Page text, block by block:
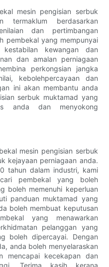
mesin pengisian serbuk
termaklum berdasarkan
dan pertimbangan
pembekal yang mempunyai
kewangan dan
dan amalan perniagaan
perkongsian jangka
kebolehpercayaan dan
ini akan membantu anda
serbuk muktamad yang
anda dan menyokong
mesin pengisian serbuk
kejayaan perniagaan anda.
tahun dalam industri, kami
pembekal yang boleh
boleh memenuhi keperluan
panduan muktamad yang
boleh membuat keputusan
yang menawarkan
pelanggan yang
boleh dipercayai. Dengan
anda boleh menyelaraskan
mencapai kecekapan dan